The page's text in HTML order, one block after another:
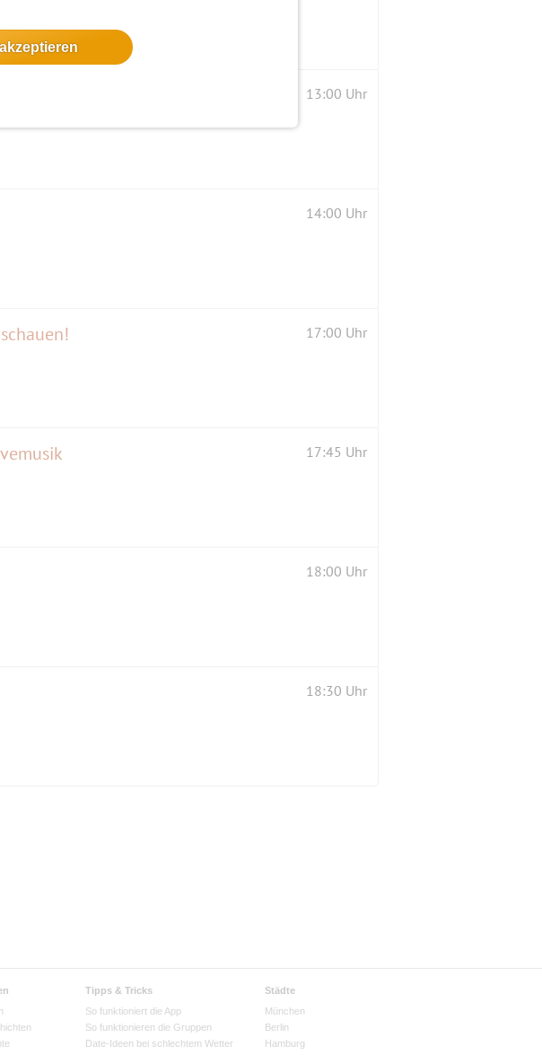
13:00 Uhr
14:00 Uhr
17:00 Uhr
17:45 Uhr
18:00 Uhr
18:30 Uhr
Tipps & Tricks
So funktioniert die App
So funktionieren die Gruppen
Date-Ideen bei schlechtem Wetter
Städte
München
Berlin
Hamburg